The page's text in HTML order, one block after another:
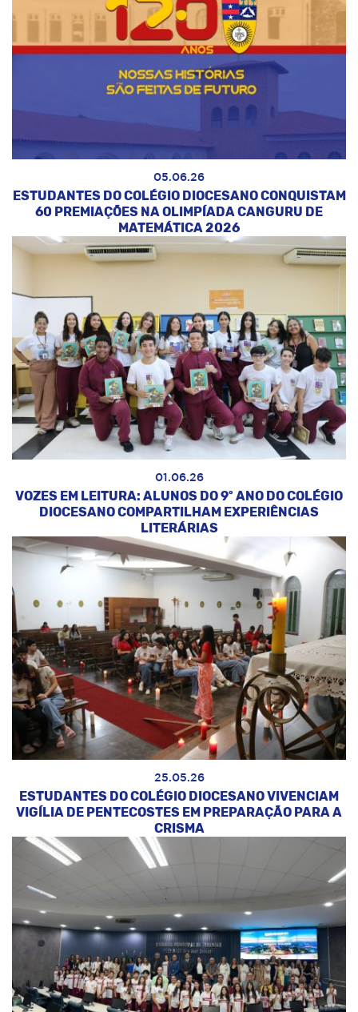
05.06.26
ESTUDANTES DO COLÉGIO DIOCESANO CONQUISTAM
60 PREMIAÇÕES NA OLIMPÍADA CANGURU DE
MATEMÁTICA 2026
01.06.26
VOZES EM LEITURA: ALUNOS DO 9º ANO DO COLÉGIO
DIOCESANO COMPARTILHAM EXPERIÊNCIAS
LITERÁRIAS
25.05.26
ESTUDANTES DO COLÉGIO DIOCESANO VIVENCIAM
VIGÍLIA DE PENTECOSTES EM PREPARAÇÃO PARA A
CRISMA